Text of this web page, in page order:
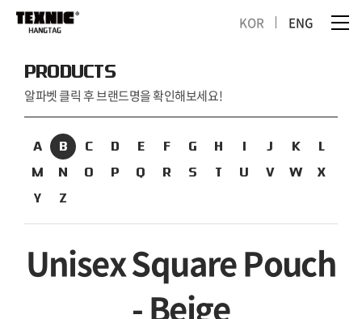
KOR ENG
PRODUCTS
알파벳 클릭 후 브랜드명을 확인해보세요!
A B C D E F G H I J K
L
M
N O P Q R S T U V W
X
Y
Z
Unisex Square Pouch
- Beige